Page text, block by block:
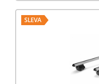
SLEVA